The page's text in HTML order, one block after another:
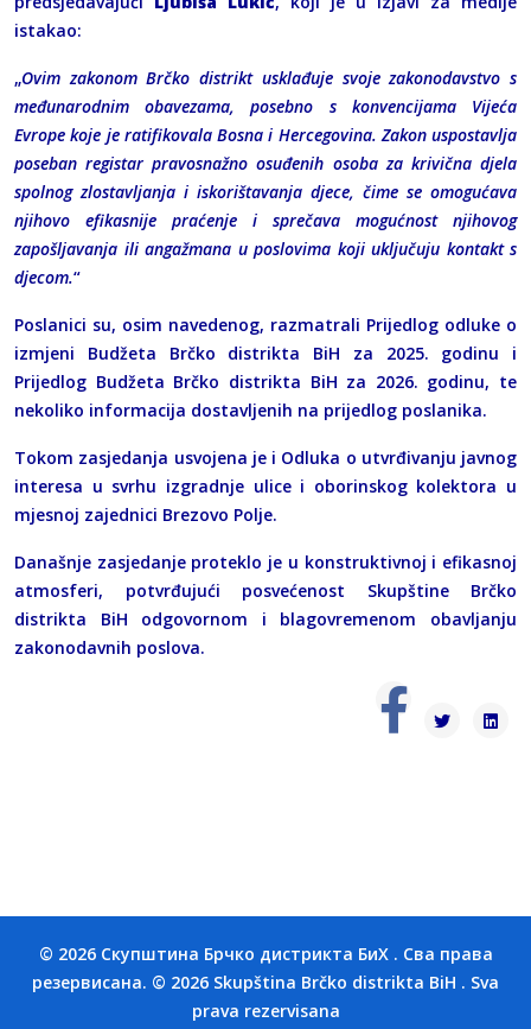
istakao:
„Ovim zakonom Brčko distrikt usklađuje svoje zakonodavstvo s
međunarodnim obavezama, posebno s konvencijama Vijeća
Evrope koje je ratifikovala Bosna i Hercegovina. Zakon uspostavlja
poseban registar pravosnažno osuđenih osoba za krivična djela
spolnog zlostavljanja i iskorištavanja djece, čime se omogućava
njihovo efikasnije praćenje i sprečava mogućnost njihovog
zapošljavanja ili angažmana u poslovima koji uključuju kontakt s
djecom.“
Poslanici su, osim navedenog, razmatrali Prijedlog odluke o
izmjeni Budžeta Brčko distrikta BiH za 2025. godinu i
Prijedlog Budžeta Brčko distrikta BiH za 2026. godinu, te
nekoliko informacija dostavljenih na prijedlog poslanika.
Tokom zasjedanja usvojena je i Odluka o utvrđivanju javnog
interesa u svrhu izgradnje ulice i oborinskog kolektora u
mjesnoj zajednici Brezovo Polje.
Današnje zasjedanje proteklo je u konstruktivnoj i efikasnoj
atmosferi, potvrđujući posvećenost Skupštine Brčko
distrikta BiH odgovornom i blagovremenom obavljanju
zakonodavnih poslova.
© 2026 Скупштина Брчко дистрикта БиХ . Сва права
резервисана. © 2026 Skupština Brčko distrikta BiH . Sva
prava rezervisana